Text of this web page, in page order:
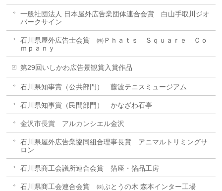
一般社団法人 日本屋外広告業団体連合会賞 白山手取川ジオ
パークサイン
石川県屋外広告士会賞 ㈱Ｐｈａｔｓ Ｓｑｕａｒｅ Ｃｏ
ｍｐａｎｙ
第29回いしかわ広告景観賞入賞作品
石川県知事賞（公共部門） 藤波テニスミュージアム
石川県知事賞（民間部門） かなざわ石亭
金沢市長賞 アルカンシエル金沢
石川県屋外広告業協同組合理事長賞 アニマルトリミングサ
ロン
石川県商工会議所連合会賞 箔座・箔品工房
石川県商工会連合会賞 ㈱ぶとうの木 森本インター工場